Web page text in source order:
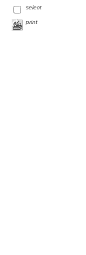
select
print